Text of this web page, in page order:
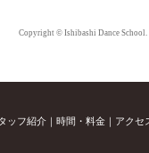
Copyright © Ishibashi Dance
ッフ紹介 ｜ 時間・料金 ｜ アクセ